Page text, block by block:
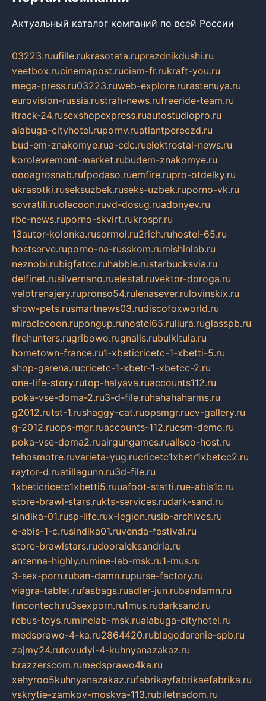
Актуальный каталог компаний по всей России
03223.ruufille.rukrasotata.ruprazdnikdushi.ru
veetbox.rucinemapost.ruciam-fr.rukraft-you.ru
mega-press.ru03223.ruweb-explore.rurastenuya.ru
eurovision-russia.rustrah-news.rufreeride-team.ru
itrack-24.rusexshopexpress.ruautostudiopro.ru
alabuga-cityhotel.rupornv.ruatlantpereezd.ru
bud-em-znakomye.rua-cdc.ruelektrostal-news.ru
korolevremont-market.rubudem-znakomye.ru
oooagrosnab.rufpodaso.ruemfire.rupro-otdelky.ru
ukrasotki.ruseksuzbek.ruseks-uzbek.ruporno-vk.ru
sovratili.ruolecoon.ruvd-dosug.ruadonyev.ru
rbc-news.ruporno-skvirt.rukrospr.ru
13autor-kolonka.rusormol.ru2rich.ruhostel-65.ru
hostserve.ruporno-na-russkom.rumishinlab.ru
neznobi.rubigfatcc.ruhabble.rustarbucksvia.ru
delfinet.rusilvernano.ruelestal.ruvektor-doroga.ru
velotrenajery.rupronso54.rulenasever.rulovinskix.ru
show-pets.rusmartnews03.rudiscofoxworld.ru
miraclecoon.rupongup.ruhostel65.ruliura.ruglasspb.ru
firehunters.rugribowo.rugnalis.rubulkitula.ru
hometown-france.ru1-xbeticricetc-1-xbetti-5.ru
shop-garena.rucricetc-1-xbetr-1-xbetcc-2.ru
one-life-story.rutop-halyava.ruaccounts112.ru
poka-vse-doma-2.ru3-d-file.ruhahahaharms.ru
g2012.rutst-1.rushaggy-cat.ruopsmgr.ruev-gallery.ru
g-2012.ruops-mgr.ruaccounts-112.rucsm-demo.ru
poka-vse-doma2.ruairgungames.ruallseo-host.ru
tehosmotre.ruvarieta-yug.rucricetc1xbetr1xbetcc2.ru
raytor-d.ruatillagunn.ru3d-file.ru
1xbeticricetc1xbetti5.ruuafoot-statti.rue-abis1c.ru
store-brawl-stars.rukts-services.rudark-sand.ru
sindika-01.rusp-life.rux-legion.rusib-archives.ru
e-abis-1-c.rusindika01.ruvenda-festival.ru
store-brawlstars.rudooraleksandria.ru
antenna-highly.rumine-lab-msk.ru1-mus.ru
3-sex-porn.ruban-damn.rupurse-factory.ru
viagra-tablet.rufasbags.ruadler-jun.rubandamn.ru
fincontech.ru3sexporn.ru1mus.rudarksand.ru
rebus-toys.ruminelab-msk.rualabuga-cityhotel.ru
medsprawo-4-ka.ru2864420.rublagodarenie-spb.ru
zajmy24.rutovudyi-4-kuhnyanazakaz.ru
brazzerscom.rumedsprawo4ka.ru
xehyroo5kuhnyanazakaz.rufabrikayfabrikaefabrika.ru
vskrytie-zamkov-moskva-113.rubiletnadom.ru